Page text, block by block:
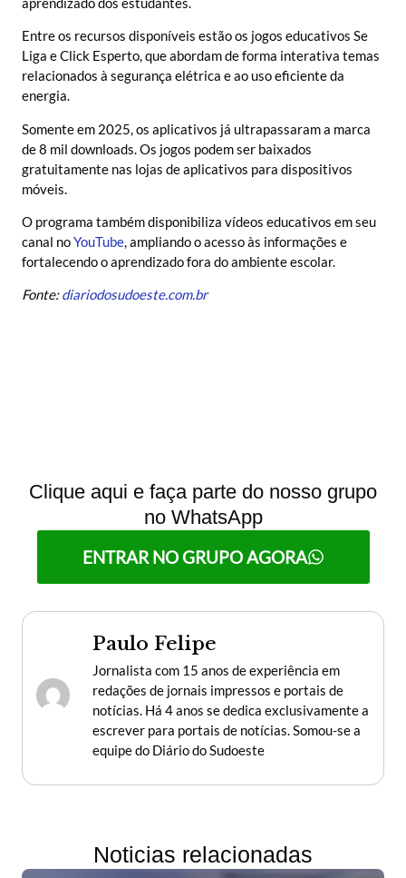
Entre os recursos disponíveis estão os jogos educativos Se
Liga e Click Esperto, que abordam de forma interativa temas
relacionados à segurança elétrica e ao uso eficiente da
energia.
Somente em 2025, os aplicativos já ultrapassaram a marca
de 8 mil downloads. Os jogos podem ser baixados
gratuitamente nas lojas de aplicativos para dispositivos
móveis.
O programa também disponibiliza vídeos educativos em seu
canal noYouTube, ampliando o acesso às informações e
fortalecendo o aprendizado fora do ambiente escolar.
Fonte:diariodosudoeste.com.br
Clique aqui e faça parte do nosso grupo
no WhatsApp
ENTRAR NO GRUPO AGORA
Paulo Felipe
Jornalista com 15 anos de experiência em
redações de jornais impressos e portais de
notícias. Há 4 anos se dedica exclusivamente a
escrever para portais de notícias. Somou-se a
equipe do Diário do Sudoeste
Noticias relacionadas